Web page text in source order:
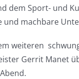
dem Sport- und
und machbare
weiteren
Gerrit Manet